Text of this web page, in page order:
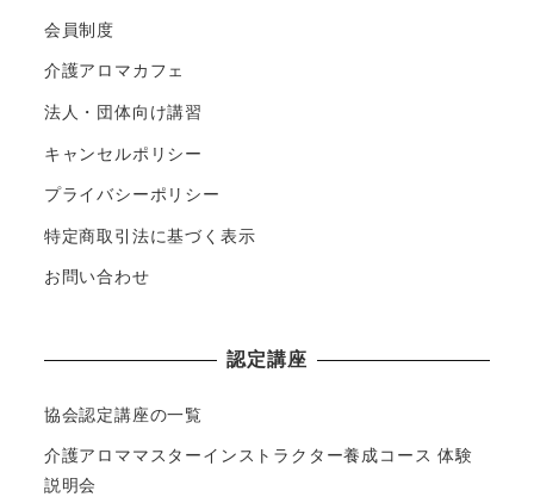
会員制度
介護アロマカフェ
法人・団体向け講習
キャンセルポリシー
プライバシーポリシー
特定商取引法に基づく表示
お問い合わせ
認定講座
協会認定講座の一覧
介護アロママスターインストラクター養成コース 体験
説明会